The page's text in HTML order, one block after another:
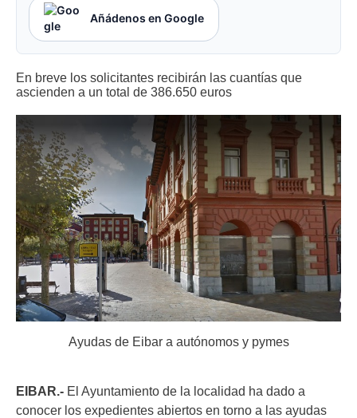
Añádenos en Google
En breve los solicitantes recibirán las cuantías que
ascienden a un total de 386.650 euros
Ayudas de Eibar a autónomos y pymes
EIBAR.- El Ayuntamiento de la localidad ha dado a
conocer los expedientes abiertos en torno a las ayudas